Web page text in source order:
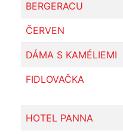
BERGERACU
ČERVEN
DÁMA S KAMÉLIEMI
FIDLOVAČKA
HOTEL PANNA